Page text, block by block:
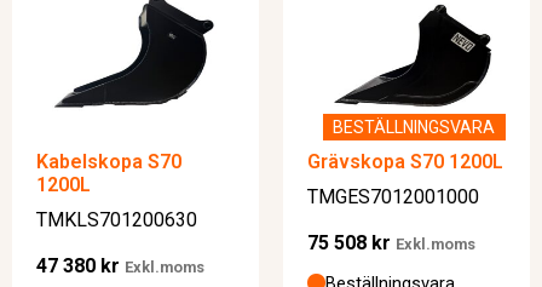
Kabelskopa S70
1200L
TMKLS701200630
47 380 kr Exkl.moms
BESTÄLLNINGSVARA
Grävskopa S70 1200L
TMGES7012001000
75 508 kr Exkl.moms